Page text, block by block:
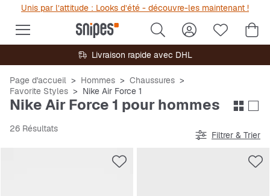
Unis par l’attitude : Looks d’été - découvre-les maintenant !
Livraison rapide avec DHL
Page d'accueil Hommes
Chaussures
Favorite Styles
Nike Air Force 1
Nike Air Force 1 pour hommes
26 Résultats
Filtrer & Trier